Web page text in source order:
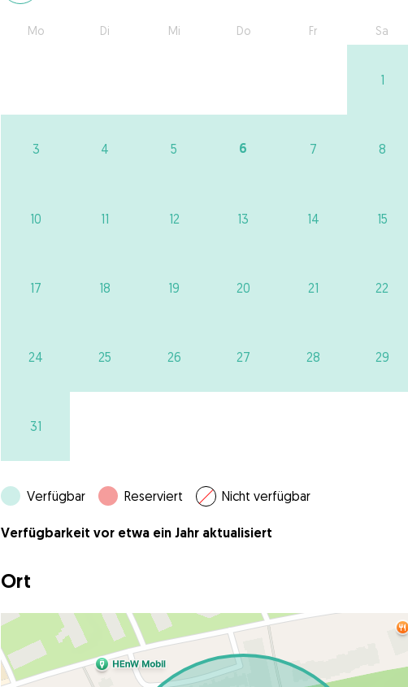
Mo Di Mi Do Fr Sa
1
3 4 5 6 7 8
10 11 12 13 14 15
17 18 19 20 21 22
24 25 26 27 28 29
31
Verfügbar Reserviert Nicht verfügbar
Verfügbarkeit vor etwa ein Jahr aktualisiert
Ort